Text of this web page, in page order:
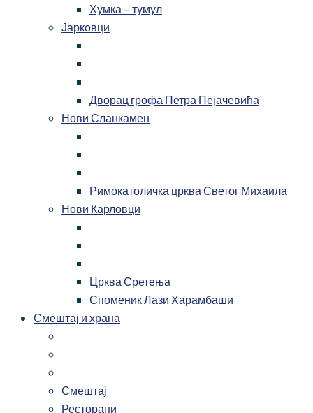
Хумка – тумул
Јарковци
Дворац грофа Петра Пејачевића
Нови Сланкамен
Римокатоличка црква Светог Михаила
Нови Карловци
Црква Сретења
Споменик Лази Харамбаши
Смештај и храна
Смештај
Ресторани